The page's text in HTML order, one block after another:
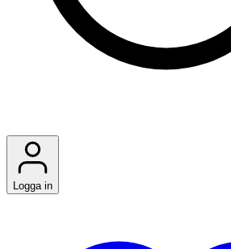
Logga in